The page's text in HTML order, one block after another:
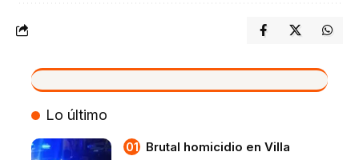
VIVO
Lo último
Brutal homicidio en Villa